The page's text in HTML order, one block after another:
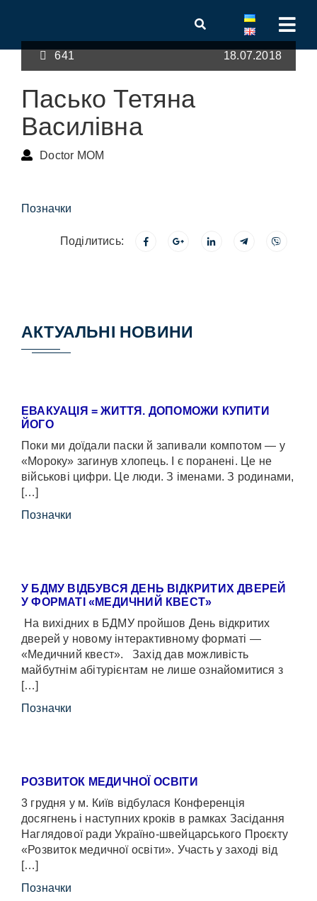
641 18.07.2018
Пасько Тетяна
Василівна
Doctor MOM
Позначки
Поділитись:
АКТУАЛЬНІ НОВИНИ
ЕВАКУАЦІЯ = ЖИТТЯ. ДОПОМОЖИ КУПИТИ
ЙОГО
Поки ми доїдали паски й запивали компотом — у
«Мороку» загинув хлопець. І є поранені. Це не
військові цифри. Це люди. З іменами. З родинами,
[…]
Позначки
У БДМУ ВІДБУВСЯ ДЕНЬ ВІДКРИТИХ ДВЕРЕЙ
У ФОРМАТІ «МЕДИЧНИЙ КВЕСТ»
На вихідних в БДМУ пройшов День відкритих
дверей у новому інтерактивному форматі —
«Медичний квест». Захід дав можливість
майбутнім абітурієнтам не лише ознайомитися з
[…]
Позначки
РОЗВИТОК МЕДИЧНОЇ ОСВІТИ
3 грудня у м. Київ відбулася Конференція
досягнень і наступних кроків в рамках Засідання
Наглядової ради Україно-швейцарського Проєкту
«Розвиток медичної освіти». Участь у заході від
[…]
Позначки